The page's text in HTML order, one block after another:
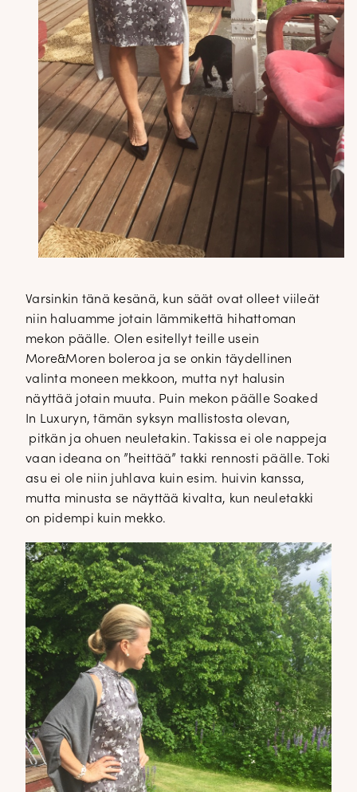
Varsinkin tänä kesänä, kun säät ovat olleet viileät
niin haluamme jotain lämmikettä hihattoman
mekon päälle. Olen esitellyt teille usein
More&Moren boleroa ja se onkin täydellinen
valinta moneen mekkoon, mutta nyt halusin
näyttää jotain muuta. Puin mekon päälle Soaked
In Luxuryn, tämän syksyn mallistosta olevan,
pitkän ja ohuen neuletakin. Takissa ei ole nappeja
vaan ideana on ”heittää” takki rennosti päälle. Toki
asu ei ole niin juhlava kuin esim. huivin kanssa,
mutta minusta se näyttää kivalta, kun neuletakki
on pidempi kuin mekko.